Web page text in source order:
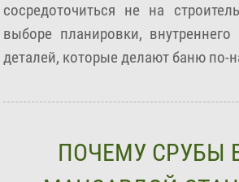
сосредоточиться не на
выборе планировки,
деталей, которые делают баню по-
ПОЧЕМУ СРУБЫ